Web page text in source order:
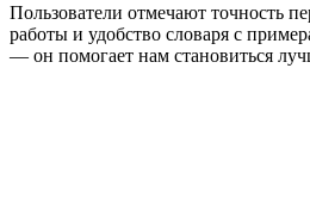
Пользователи отмечают точность
работы и удобство словаря с
— он помогает нам становиться